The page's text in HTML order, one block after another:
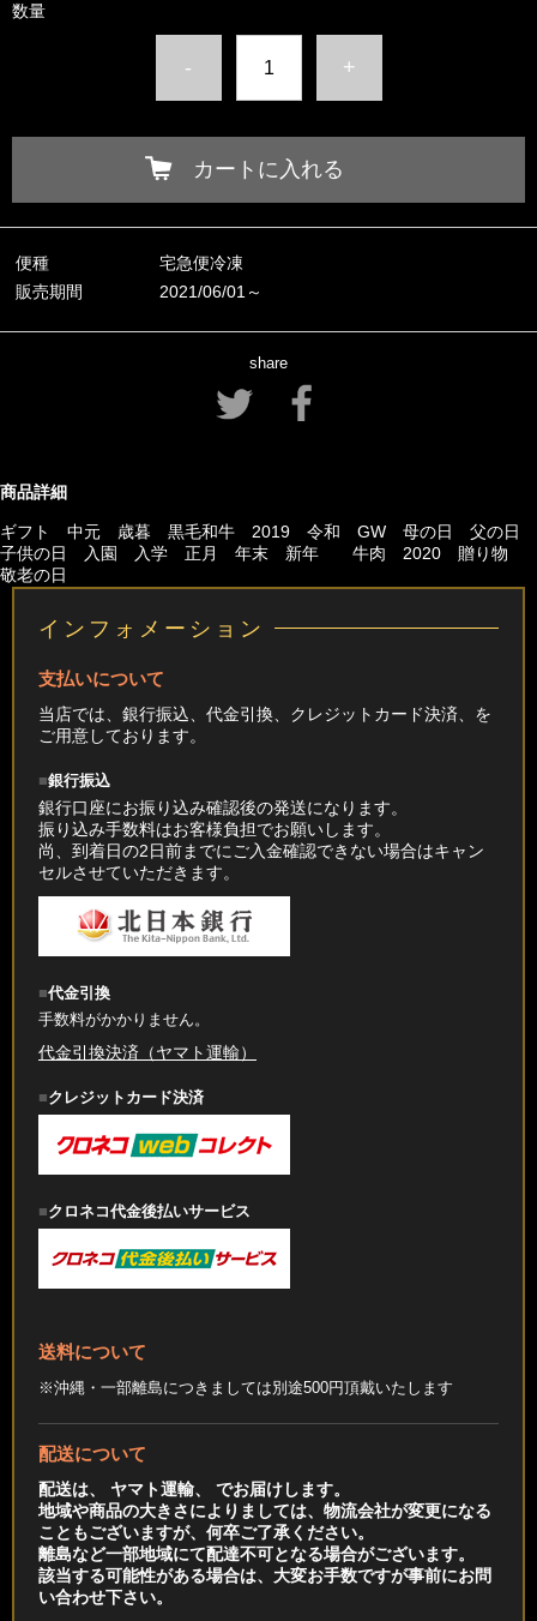
数量
- +
カートに入れる
便種
宅急便冷凍
販売期間
2021/06/01～
share
商品詳細
ギフト 中元 歳暮 黒毛和牛 2019 令和 GW 母の日 父の日
子供の日 入園 入学 正月 年末 新年 牛肉 2020 贈り物
敬老の日
インフォメーション
支払いについて
当店では、銀行振込、代金引換、クレジットカード決済、を
ご用意しております。
銀行振込
銀行口座にお振り込み確認後の発送になります。
振り込み手数料はお客様負担でお願いします。
尚、到着日の2日前までにご入金確認できない場合はキャン
セルさせていただきます。
代金引換
手数料がかかりません。
代金引換決済（ヤマト運輸）
クレジットカード決済
クロネコ代金後払いサービス
送料について
※沖縄・一部離島につきましては別途500円頂戴いたします
配送について
配送は、 ヤマト運輸、 でお届けします。
地域や商品の大きさによりましては、物流会社が変更になる
こともございますが、何卒ご了承ください。
離島など一部地域にて配達不可となる場合がございます。
該当する可能性がある場合は、大変お手数ですが事前にお問
い合わせ下さい。